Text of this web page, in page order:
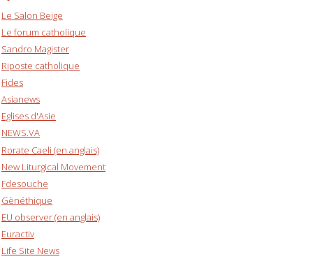
Le Salon Beige
Le forum catholique
Sandro Magister
Riposte catholique
Fides
Asianews
Eglises d'Asie
NEWS.VA
Rorate Caeli (en anglais)
New Liturgical Movement
Fdesouche
Gènéthique
EU observer (en anglais)
Euractiv
Life Site News